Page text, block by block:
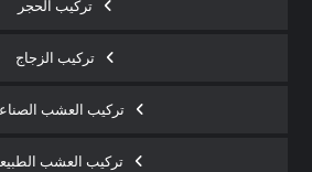
تركيب الحجر
تركيب الزجاج
تركيب العشب
تركيب العشب